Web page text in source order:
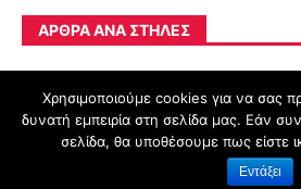
ΆΡΘΡΑ ΑΝΆ ΣΤΉΛΕΣ
schoolpress.sch.gr
Όροι Χρήσης schoolpress.sch.gr|
Χρησιμοποιούμε cookies για να σας
δυνατή εμπειρία στη σελίδα μας. Εάν
σελίδα, θα υποθέσουμε πως είστε
Εντάξει